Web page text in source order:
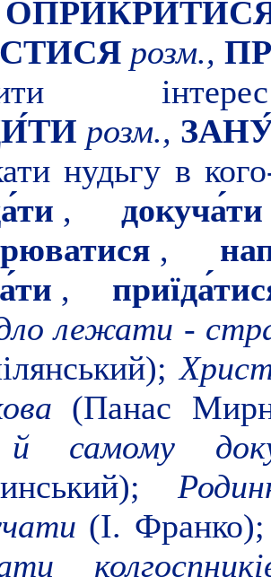
розм.,
розм.,
нудьгу в
,
докуча́ти
,
,
лежати -
(Панас
самому
(І.